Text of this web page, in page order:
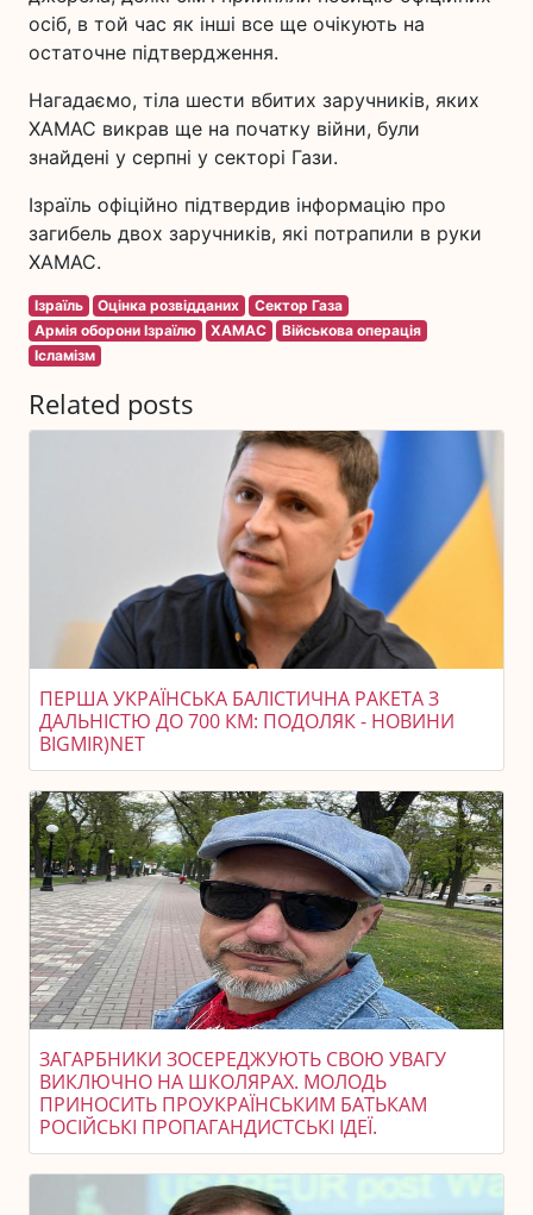
осіб, в той час як інші все ще очікують на
остаточне підтвердження.
Нагадаємо, тіла шести вбитих заручників, яких
ХАМАС викрав ще на початку війни, були
знайдені у серпні у секторі Гази.
Ізраїль офіційно підтвердив інформацію про
загибель двох заручників, які потрапили в руки
ХАМАС.
Ізраїль Оцінка розвідданих
Сектор Газа
Армія оборони Ізраїлю
ХАМАС
Військова операція
Ісламізм
Related posts
ПЕРША УКРАЇНСЬКА БАЛІСТИЧНА РАКЕТА З
ДАЛЬНІСТЮ ДО 700 КМ: ПОДОЛЯК - НОВИНИ
BIGMIR)NET
ЗАГАРБНИКИ ЗОСЕРЕДЖУЮТЬ СВОЮ УВАГУ
ВИКЛЮЧНО НА ШКОЛЯРАХ. МОЛОДЬ
ПРИНОСИТЬ ПРОУКРАЇНСЬКИМ БАТЬКАМ
РОСІЙСЬКІ ПРОПАГАНДИСТСЬКІ ІДЕЇ.